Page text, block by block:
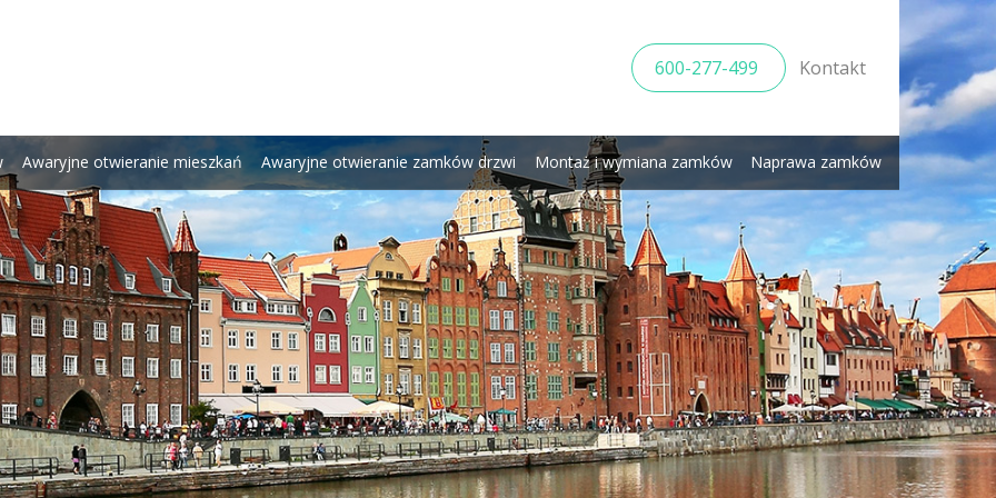
600-277-499 Kontakt
Awaryjne otwieranie mieszkań Awaryjne otwieranie zamków drzwi Montaż i wymiana zamków Naprawa zamków